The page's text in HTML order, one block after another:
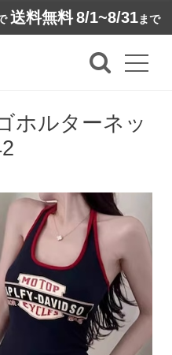
送料無料8/1~8/31まで
ホルターネッ